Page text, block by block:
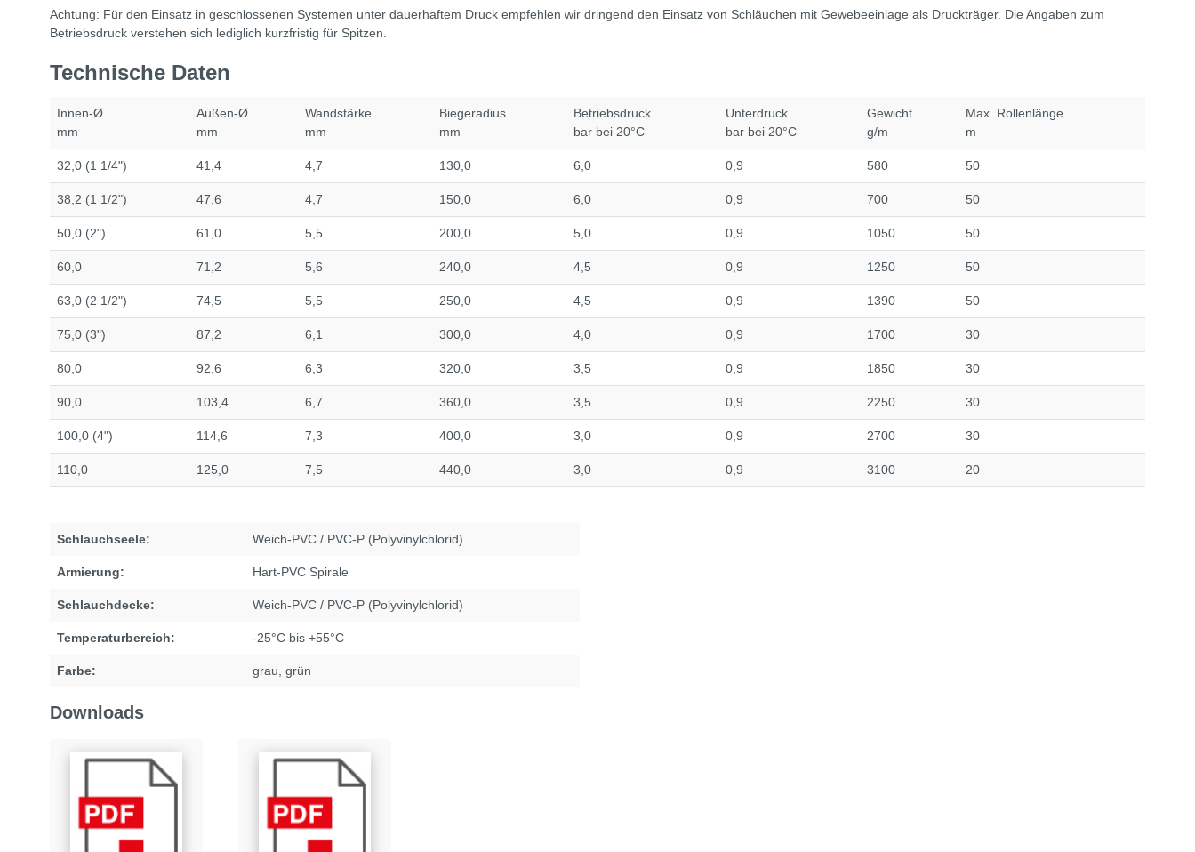
Achtung: Für den Einsatz in geschlossenen Systemen unter dauerhaftem Druck empfehlen wir dringend den Einsatz von Schläuchen mit Gewebeeinlage als Druckträger. Die Angaben zum
Betriebsdruck verstehen sich lediglich kurzfristig für Spitzen.
Technische Daten
Innen-Ø
mm
Außen-Ø
mm
Wandstärke
mm
Biegeradius
mm
Betriebsdruck
bar bei 20°C
Unterdruck
bar bei 20°C
Gewicht
g/m
Max. Rollenlänge
m
32,0 (1 1/4") 41,4 4,7 130,0 6,0 0,9 580 50
38,2 (1 1/2") 47,6 4,7 150,0 6,0 0,9 700 50
50,0 (2") 61,0 5,5 200,0 5,0 0,9 1050 50
60,0 71,2 5,6 240,0 4,5 0,9 1250 50
63,0 (2 1/2") 74,5 5,5 250,0 4,5 0,9 1390 50
75,0 (3") 87,2 6,1 300,0 4,0 0,9 1700 30
80,0 92,6 6,3 320,0 3,5 0,9 1850 30
90,0 103,4 6,7 360,0 3,5 0,9 2250 30
100,0 (4") 114,6 7,3 400,0 3,0 0,9 2700 30
110,0 125,0 7,5 440,0 3,0 0,9 3100 20
Schlauchseele: Weich-PVC / PVC-P (Polyvinylchlorid)
Armierung: Hart-PVC Spirale
Schlauchdecke: Weich-PVC / PVC-P (Polyvinylchlorid)
Temperaturbereich: -25°C bis +55°C
Farbe: grau , grün
Downloads